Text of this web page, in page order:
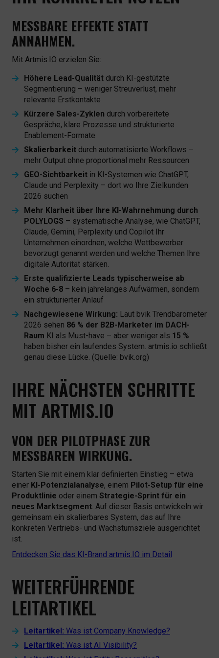
MESSBARE EFFEKTE STATT
ANNAHMEN.
Mit Artmis.IO erzielen Sie:
Höhere Lead-Qualität durch KI-gestützte
Segmentierung – weniger Streuverlust, mehr
relevante Erstkontakte
Kürzere Sales-Zyklen durch vorbereitete
Gespräche, klare Prozesse und strukturierte
Enablement-Formate
Skalierbarkeit durch automatisierte Workflows –
mehr Output ohne proportional mehr Ressourcen
GEO-Sichtbarkeit in KI-Systemen wie ChatGPT,
Claude und Perplexity – dort wo Ihre Zielkunden
2026 suchen
Mehr Klarheit über Ihre KI-Wahrnehmung durch
POLYLOGS – systematische Analyse, wie ChatGPT,
Claude, Gemini, Perplexity und Copilot Ihr
Unternehmen einordnen, welche Wettbewerber
bevorzugt genannt werden und welche Themen Ihre
digitale Autorität stärken.
Erste qualifizierte Leads typischerweise ab
Woche 6-8 – kein jahrelanges Aufwärmen, sondern
ein strukturierter Anlauf
Nachgewiesene Wirkung: Laut bvik Trendbarometer
2026 sehen 86 % der B2B-Marketer im DACH-
Raum KI als Must-have – aber weniger als 15 %
haben bisher ein laufendes System. artmis.io schließt
genau diese Lücke. (Quelle: bvik.org)
IHRE NÄCHSTEN SCHRITTE
MIT ARTMIS.IO
VON DER PILOTPHASE ZUR
MESSBAREN WIRKUNG.
Starten Sie mit einem klar definierten Einstieg – etwa
einer KI-Potenzialanalyse, einem Pilot-Setup für eine
Produktlinie oder einem Strategie-Sprint für ein
neues Marktsegment. Auf dieser Basis entwickeln wir
gemeinsam ein skalierbares System, das auf Ihre
konkreten Vertriebs- und Wachstumsziele ausgerichtet
ist.
Entdecken Sie das KI-Brand artmis.IO im Detail
WEITERFÜHRENDE
LEITARTIKEL
Leitartikel: Was ist Company Knowledge?
Leitartikel: Was ist AI Visibility?